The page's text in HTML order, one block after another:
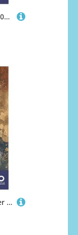
Shetlandsherhund Puzzle 1000 Teile Schwer Puzzle Spielzeug Lernspiel Impossible Herausforderungsspielzeug Für Erwachsene Und Kinder Ab 12 Jahren 38x26cm/1000pcs
Fox Puzzles 1000 Teile Schwer Puzzle Spielzeug Lernspiel Impossible Herausforderung Spielzeug Für Erwachsene Und Kinder in Bewährter 38x26cm/1000pcs